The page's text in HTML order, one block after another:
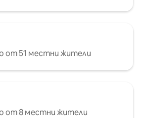
от 51 местни жители
от 8 местни жители